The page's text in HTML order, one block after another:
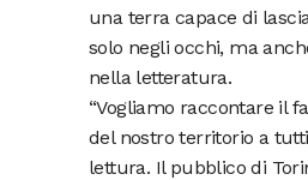
una terra capace di
solo negli occhi, ma
nella letteratura.
“Vogliamo raccontare il
del nostro territorio a
lettura. Il pubblico di